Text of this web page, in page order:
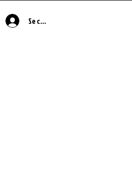
Se connecter